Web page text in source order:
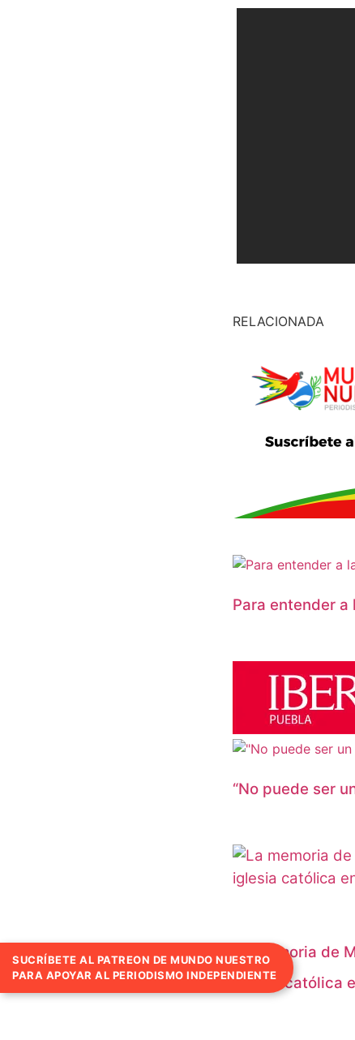
RELACIONADA
Para entender a
“No puede ser
La memoria de
iglesia católica
SUCRÍBETE AL PATREON DE MUNDO NUESTRO
PARA APOYAR AL PERIODISMO INDEPENDIENTE